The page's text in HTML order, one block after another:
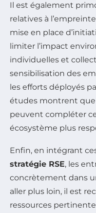
Il est également
relatives à
mise en place
limiter l’impact
individuelles et
sensibilisation des
les efforts déployés
études montrent que
peuvent compléter
écosystème plus
Enfin, en intégrant
stratégie RSE, les
concrètement dans
aller plus loin, il est
ressources